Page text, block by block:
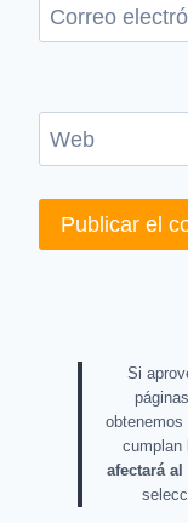
Correo
Web
Si
cumplan
afectará